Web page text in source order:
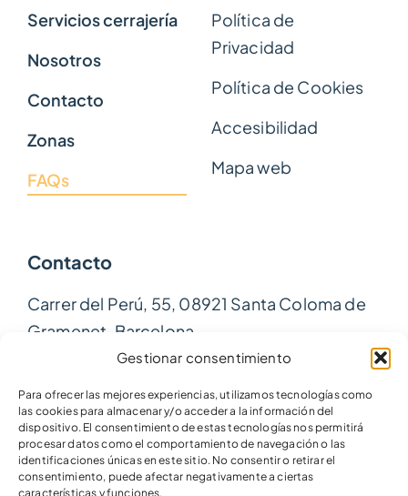
Gestionar consentimiento
Para ofrecer las mejores experiencias, utilizamos tecnologías como
las cookies para almacenar y/o acceder a la información del
dispositivo. El consentimiento de estas tecnologías nos permitirá
procesar datos como el comportamiento de navegación o las
identificaciones únicas en este sitio. No consentir o retirar el
consentimiento, puede afectar negativamente a ciertas
características y funciones.
Servicios cerrajería
Nosotros
Contacto
Zonas
FAQs
Política de
Privacidad
Política de Cookies
Accesibilidad
Mapa web
Contacto
Carrer del Perú, 55, 08921 Santa Coloma de
Gramenet, Barcelona
615 60 74 04
© 2026 • Seguridad Inmediata · Diseño web: